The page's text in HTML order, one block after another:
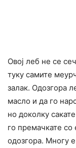
Овој леб не се
туку самите
залак. Одозгора
масло и да го
но доколку
го премачкате
одозгора. Многу